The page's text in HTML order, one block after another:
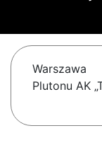
Warszawa
Plutonu AK